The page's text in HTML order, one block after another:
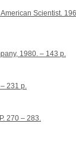
Scientist.
1980. – 143 p.
231 p.
270 – 283.